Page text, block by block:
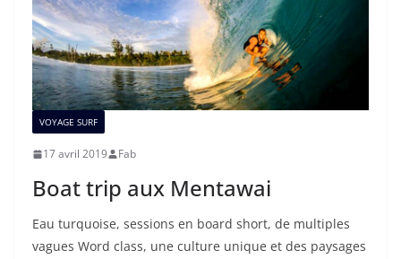
VOYAGE SURF
17 avril 2019 Fab
Boat trip aux Mentawai
Eau turquoise, sessions en board short, de multiples
vagues Word class, une culture unique et des paysages